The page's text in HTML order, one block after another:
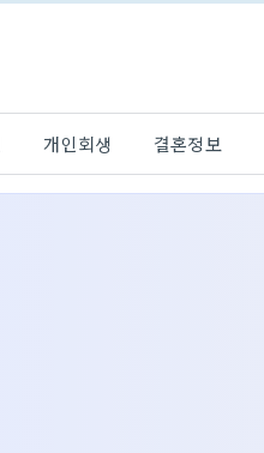
개인회생 결혼정보